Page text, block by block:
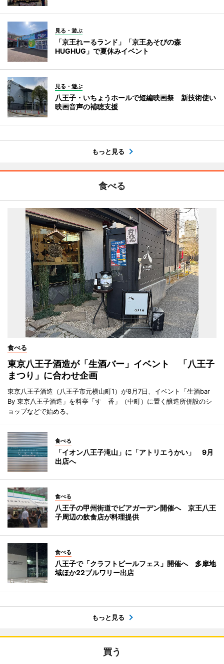
見る・遊ぶ
「京王れーるランド」「京王あそびの森
HUGHUG」で夏休みイベント
見る・遊ぶ
八王子・いちょうホールで短編映画祭 新技術使い
映画音声の補聴支援
もっと見る
食べる
食べる
東京八王子酒造が「生酒バー」イベント 「八王子
まつり」に合わせ企画
東京八王子酒造（八王子市元横山町1）が8月7日、イベント「生酒bar
By 東京八王子酒造」を料亭「すゞ香」（中町）に置く醸造所併設のシ
ョップなどで始める。
食べる
「イオン八王子滝山」に「アトリエうかい」 9月
出店へ
食べる
八王子の甲州街道でビアガーデン開催へ 京王八王
子周辺の飲食店が料理提供
食べる
八王子で「クラフトビールフェス」開催へ 多摩地
域ほか22ブルワリー出店
もっと見る
買う